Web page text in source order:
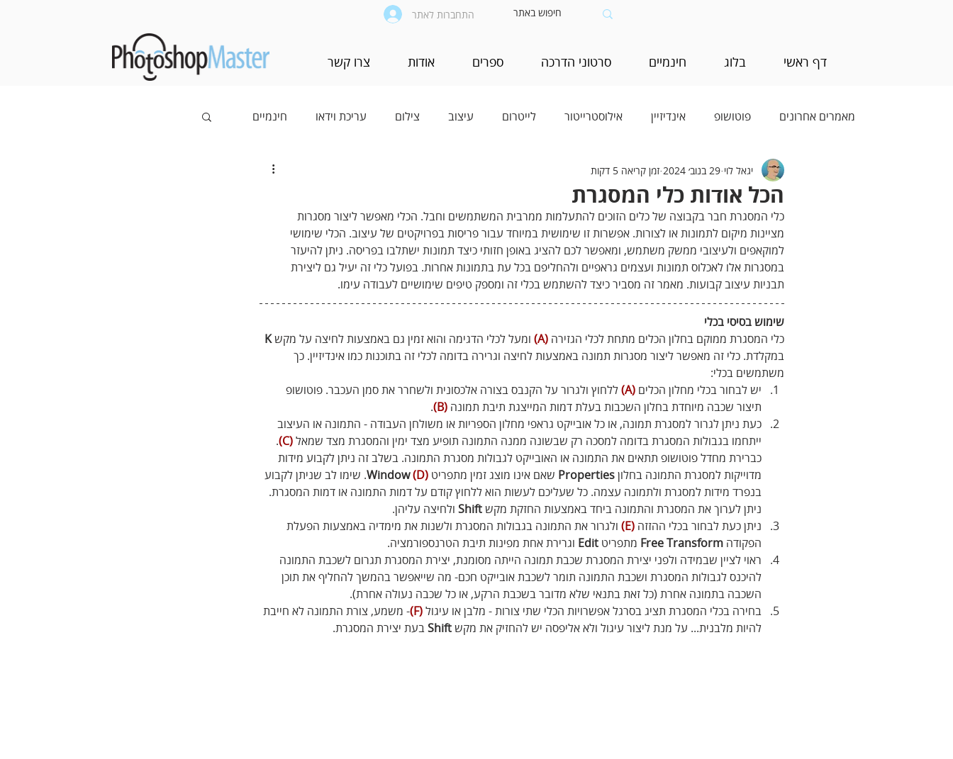
התחברות לאתר
דף ראשי בלוג חינמיים סרטוני הדרכה ספרים אודות צרו קשר
מאמרים אחרונים פוטושופ אינדיזיין אילוסטרייטור לייטרום עיצוב צילום עריכת וידאו חינמיים
בינה מלאכותית (AI)
הכל אודות כלי המסגרת
יגאל לוי 29 בנוב׳ 2024 זמן קריאה 5 דקות
כלי המסגרת חבר בקבוצה של כלים הזוכים להתעלמות ממרבית המשתמשים וחבל. הכלי מאפשר ליצור מסגרות
מציינות מיקום לתמונות או לצורות. אפשרות זו שימושית במיוחד עבור פריסות בפרויקטים של עיצוב. הכלי שימושי
למוקאפים ולעיצובי ממשק משתמש, ומאפשר לכם להציג באופן חזותי כיצד תמונות ישתלבו בפריסה. ניתן להיעזר
במסגרות אלו לאכלוס תמונות ועצמים גראפיים ולהחליפם בכל עת בתמונות אחרות. בפועל כלי זה יעיל גם ליצירת
תבניות עיצוב קבועות. מאמר זה מסביר כיצד להשתמש בכלי זה ומספק טיפים שימושיים לעבודה עימו.
שימוש בסיסי בכלי
כלי המסגרת ממוקם בחלון הכלים מתחת לכלי הגזירה (A) ומעל לכלי הדגימה והוא זמין גם באמצעות לחיצה על מקש K
במקלדת. כלי זה מאפשר ליצור מסגרות תמונה באמצעות לחיצה וגרירה בדומה לכלי זה בתוכנות כמו אינדיזיין. כך
משתמשים בכלי:
יש לבחור בכלי מחלון הכלים (A)
ללחוץ ולגרור על הקנבס בצורה אלכסונית ולשחרר את סמן העכבר. פוטושופ
תיצור שכבה מיוחדת בחלון השכבות בעלת דמות המייצגת תיבת תמונה (B)
.
כעת ניתן לגרור למסגרת תמונה, או כל אובייקט גראפי מחלון הספריות או משולחן העבודה - התמונה או העיצוב
ייתחמו בגבולות המסגרת בדומה למסכה רק שבשונה ממנה התמונה תופיע מצד ימין והמסגרת מצד שמאל (C)
.
כברירת מחדל פוטושופ תתאים את התמונה או האובייקט לגבולות מסגרת התמונה. בשלב זה ניתן לקבוע מידות
מדוייקות למסגרת התמונה בחלון Properties שאם אינו מוצג זמין מתפריט (D)
Window
. שימו לב שניתן לקבוע
בנפרד מידות למסגרת ולתמונה עצמה. כל שעליכם לעשות הוא ללחוץ קודם על דמות התמונה או דמות המסגרת.
ניתן לערוך את המסגרת והתמונה ביחד באמצעות החזקת מקש Shift ולחיצה עליהן.
ניתן כעת לבחור בכלי ההזזה (E)
ולגרור את התמונה בגבולות המסגרת ולשנות את מימדיה באמצעות הפעלת
הפקודה Free Transform מתפריט Edit וגרירת אחת מפינות תיבת הטרנספורמציה.
ראוי לציין שבמידה ולפני יצירת המסגרת שכבת תמונה הייתה מסומנת, יצירת המסגרת תגרום לשכבת התמונה
להיכנס לגבולות המסגרת ושכבת התמונה תומר לשכבת אובייקט חכם- מה שייאפשר בהמשך להחליף את תוכן
השכבה בתמונה אחרת (כל זאת בתנאי שלא מדובר בשכבת הרקע, או כל שכבה נעולה אחרת).
בחירה בכלי המסגרת תציג בסרגל אפשרויות הכלי שתי צורות - מלבן או עיגול (F) - משמע, צורת התמונה לא חייבת
להיות מלבנית... על מנת ליצור עיגול ולא אליפסה יש להחזיק את מקש Shift בעת יצירת המסגרת.